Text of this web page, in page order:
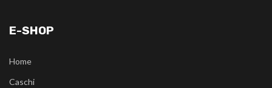
E-SHOP
Home
Caschi